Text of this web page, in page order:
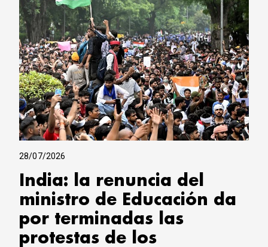
28/07/2026
India: la renuncia del
ministro de Educación da
por terminadas las
protestas de los